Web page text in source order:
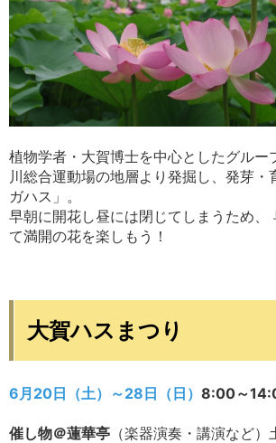
植物学者・大賀博士を中心としたグルー
川総合運動場の地層より発掘し、発芽・
ガハス」。
早朝に開花し昼には閉じてしまうため、
て満開の花を楽しもう！
大賀ハスまつり
6月20日（土）～28日（日） 8:00～
催し物＠蓮華亭 （楽器演奏・講演など